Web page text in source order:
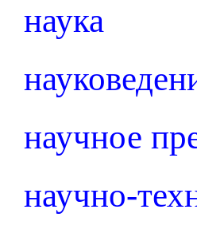
наука
научное
научно-